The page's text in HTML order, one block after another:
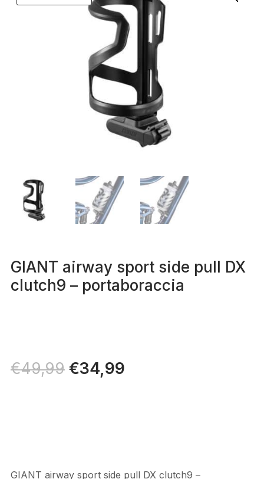
GIANT airway sport side pull DX
clutch9 – portaboraccia
€49,99 Il
prezzo
€34,99Il
GIANT airway sport side pull DX clutch9 –